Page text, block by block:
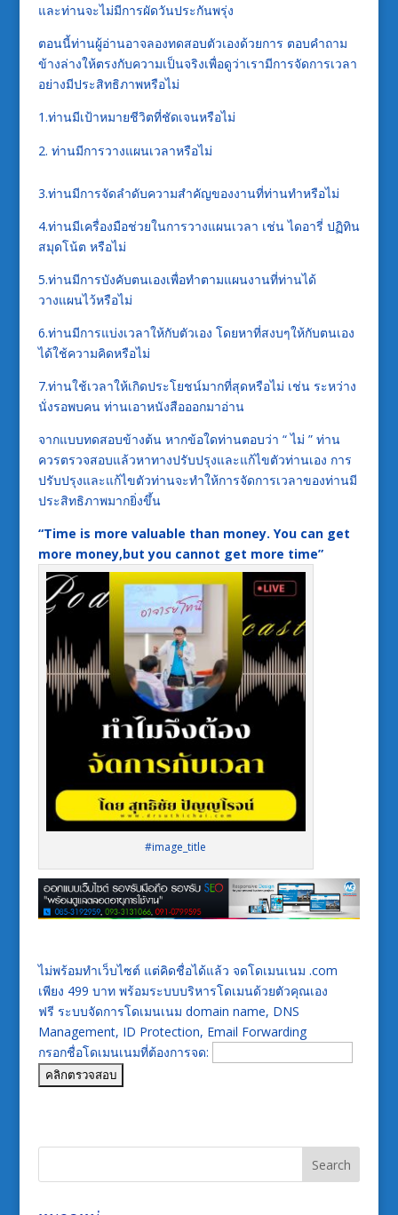
และท่านจะไม่มีการผัดวันประกันพรุ่ง
ตอนนี้ท่านผู้อ่านอาจลองทดสอบตัวเองด้วยการ ตอบคำถาม
ข้างล่างให้ตรงกับความเป็นจริงเพื่อดูว่าเรามีการจัดการเวลา
อย่างมีประสิทธิภาพหรือไม่
1.ท่านมีเป้าหมายชีวิตที่ชัดเจนหรือไม่
ท่านมีการวางแผนเวลาหรือไม่
3.ท่านมีการจัดลำดับความสำคัญของงานที่ท่านทำหรือไม่
4.ท่านมีเครื่องมือช่วยในการวางแผนเวลา เช่น ไดอารี่ ปฏิทิน
สมุดโน้ต หรือไม่
5.ท่านมีการบังคับตนเองเพื่อทำตามแผนงานที่ท่านได้
วางแผนไว้หรือไม่
6.ท่านมีการแบ่งเวลาให้กับตัวเอง โดยหาที่สงบๆให้กับตนเอง
ได้ใช้ความคิดหรือไม่
7.ท่านใช้เวลาให้เกิดประโยชน์มากที่สุดหรือไม่ เช่น ระหว่าง
นั่งรอพบคน ท่านเอาหนังสือออกมาอ่าน
จากแบบทดสอบข้างต้น หากข้อใดท่านตอบว่า “ ไม่ ” ท่าน
ควรตรวจสอบแล้วหาทางปรับปรุงและแก้ไขตัวท่านเอง การ
ปรับปรุงและแก้ไขตัวท่านจะทำให้การจัดการเวลาของท่านมี
ประสิทธิภาพมากยิ่งขึ้น
“Time is more valuable than money. You can get
more money,but you cannot get more time”
#image_title
ไม่พร้อมทำเว็บไซต์ แต่คิดชื่อได้แล้ว จดโดเมนเนม .com
เพียง 499 บาท พร้อมระบบบริหารโดเมนด้วยตัวคุณเอง
ฟรี ระบบจัดการโดเมนเนม domain name, DNS
Management, ID Protection, Email Forwarding
กรอกชื่อโดเมนเนมที่ต้องการจด: